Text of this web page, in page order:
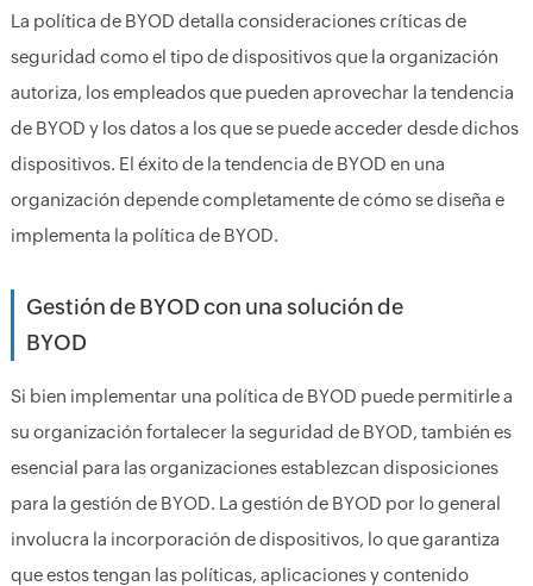
La política de BYOD detalla consideraciones críticas de
seguridad como el tipo de dispositivos que la organización
autoriza, los empleados que pueden aprovechar la tendencia
de BYOD y los datos a los que se puede acceder desde dichos
dispositivos. El éxito de la tendencia de BYOD en una
organización depende completamente de cómo se diseña e
implementa la política de BYOD.
Gestión de BYOD con una solución de
BYOD
Si bien implementar una política de BYOD puede permitirle a
su organización fortalecer la seguridad de BYOD, también es
esencial para las organizaciones establezcan disposiciones
para la gestión de BYOD. La gestión de BYOD por lo general
involucra la incorporación de dispositivos, lo que garantiza
que estos tengan las políticas, aplicaciones y contenido